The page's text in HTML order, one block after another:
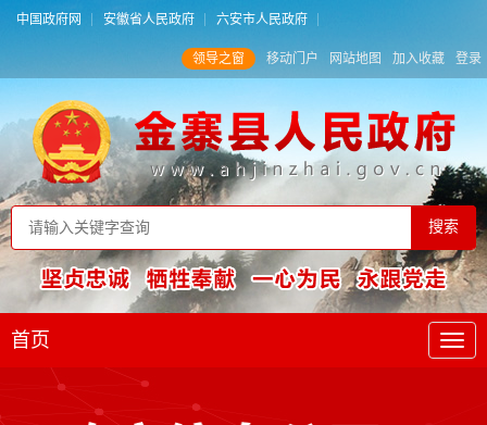
中国政府网 安徽省人民政府 六安市人民政府
领导之窗 移动门户 网站地图 加入收藏 登录
首页